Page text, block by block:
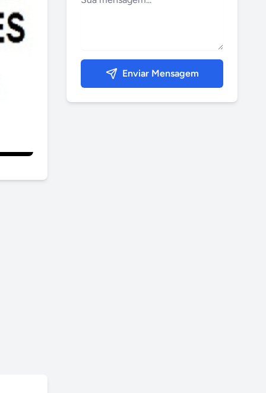
Enviar Mensagem